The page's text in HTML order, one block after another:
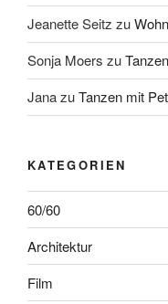
Jeanette Seitz zu
Sonja Moers zu
JanazuTanzen mit
KATEGORIEN
60/60
Architektur
Film